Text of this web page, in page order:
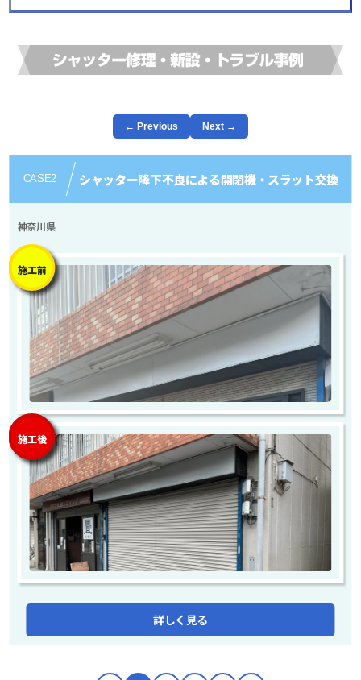
← Previous Next →
CASE2 シャッター降下不良による開閉機・スラット交換
神奈川県
施工前
施工後
詳しく見る